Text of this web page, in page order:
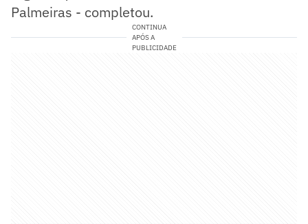
Palmeiras - completou.
CONTINUA
APÓS A
PUBLICIDADE